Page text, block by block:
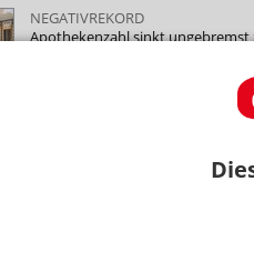
NEGATIVREKORD
Apothekenzahl sinkt ungebremst